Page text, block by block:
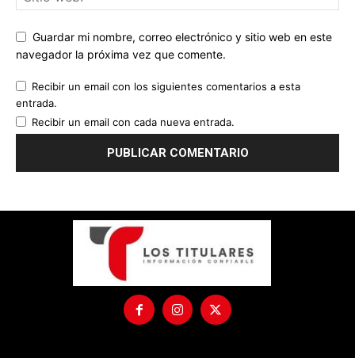
Guardar mi nombre, correo electrónico y sitio web en este
navegador la próxima vez que comente.
Recibir un email con los siguientes comentarios a esta
entrada.
Recibir un email con cada nueva entrada.